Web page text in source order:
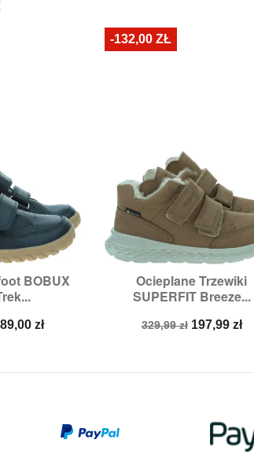
BOBUX
zł
24,25
Ocieplane Trzewiki
SUPERFIT Breeze...
Cena
329,99 zł Cena
197,99 zł
Szybki podgląd
Rozmiary:24,25,26,27
-132,00 ZŁ